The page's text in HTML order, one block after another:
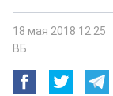
18 мая 2018 12:25
ВБ